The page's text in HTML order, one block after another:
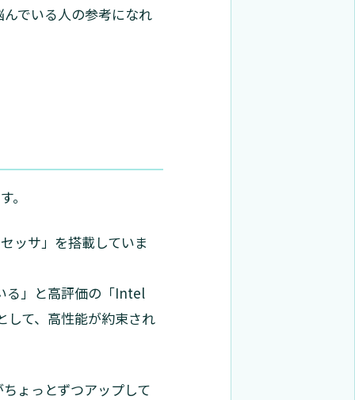
でいる人の参考になれ
。
ッサ」を搭載していま
る」と高評価の「Intel
して、高性能が約束され
ょっとずつアップして